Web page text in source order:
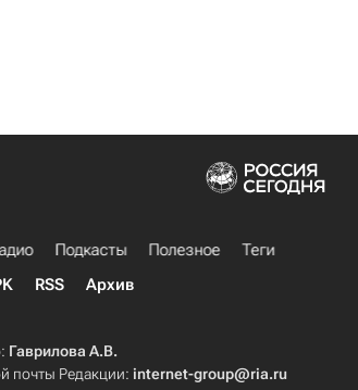
Подкасты Полезное
Теги
RSS Архив
Гаврилова А.В.
почты Редакции:internet-group@ria.ru